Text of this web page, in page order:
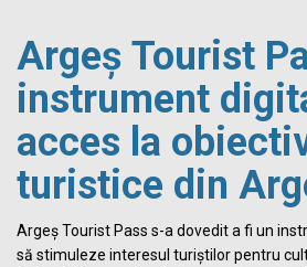
Argeș Tourist
instrument
acces la
turistice din
Argeș Tourist Pass s-a dovedit a fi un
să stimuleze interesul turiștilor pentru